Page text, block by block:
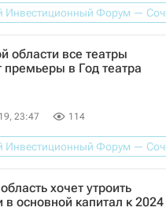
Челябинская область
области все театры
премьеры в Год театра
23:47 114
Рязанская область
хочет утроить
в основной капитал к 2024